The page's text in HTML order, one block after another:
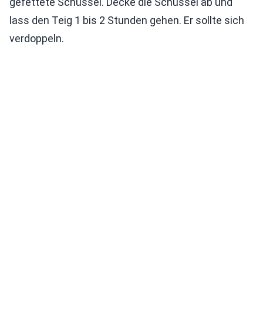
lass den Teig 1 bis 2 Stunden gehen. Er sollte sich
verdoppeln.